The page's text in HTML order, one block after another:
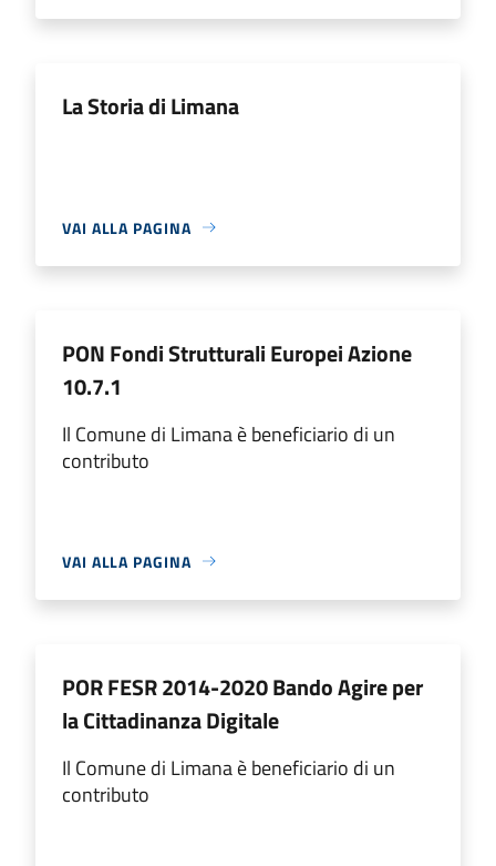
La Storia di Limana
VAI ALLA PAGINA
PON Fondi Strutturali Europei Azione
10.7.1
Il Comune di Limana è beneficiario di un
contributo
VAI ALLA PAGINA
POR FESR 2014-2020 Bando Agire per
la Cittadinanza Digitale
Il Comune di Limana è beneficiario di un
contributo